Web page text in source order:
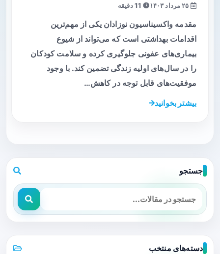
11 دقیقه
مقدمه واکسیناسیون نوزادان یکی از مهم‌ترین
اقدامات بهداشتی است که می‌تواند از شیوع
بیماری‌های عفونی جلوگیری کرده و سلامت کودکان
را در سال‌های اولیه زندگی تضمین کند. با وجود
موفقیت‌های قابل توجه در کاهش…
بیشتر بخوانید
جستجو
دسته‌های منتخب